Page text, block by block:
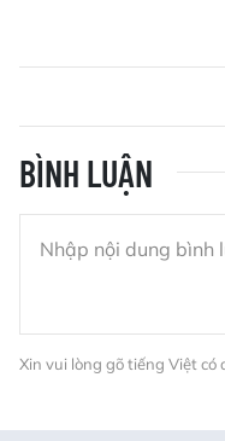
BÌNH LUẬN
Xin vui lòng gõ tiếng Việt có